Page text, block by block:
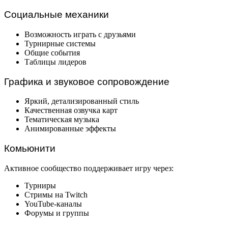
Социальные механики
Возможность играть с друзьями
Турнирные системы
Общие события
Таблицы лидеров
Графика и звуковое сопровождение
Яркий, детализированный стиль
Качественная озвучка карт
Тематическая музыка
Анимированные эффекты
Комьюнити
Активное сообщество поддерживает игру через:
Турниры
Стримы на Twitch
YouTube-каналы
Форумы и группы